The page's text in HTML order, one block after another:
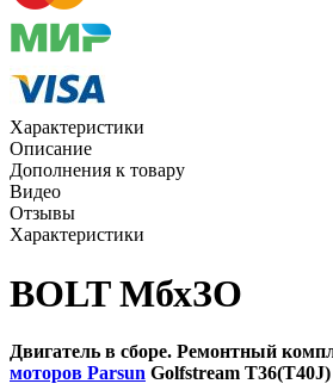
Характеристики
Описание
Дополнения к товару
Видео
Отзывы
Характеристики
BOLT МбхЗО
Двигатель в сборе. Ремонтный
моторов Parsun Golfstream T36(T40J)